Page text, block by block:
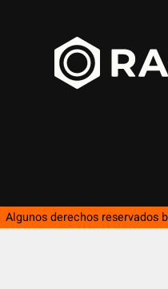
Algunos derechos reservados